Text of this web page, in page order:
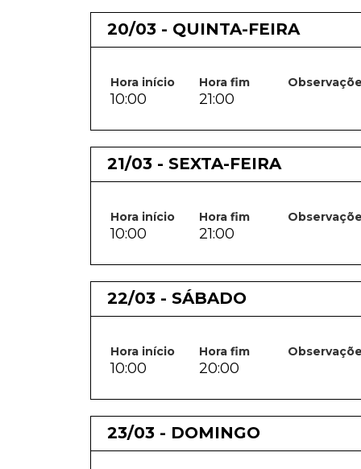
20/03 - QUINTA-FEIRA
Hora início Hora fim
10:00 21:00
21/03 - SEXTA-FEIRA
Hora início Hora fim
10:00 21:00
22/03 - SÁBADO
Hora início Hora fim
10:00 20:00
23/03 - DOMINGO